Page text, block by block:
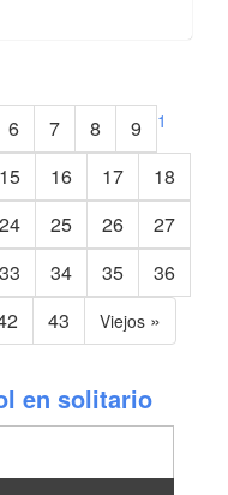
1
6 7 8
9
15 16 17
18
24 25 26
27
33 34 35 36
43 Viejos »
en solitario